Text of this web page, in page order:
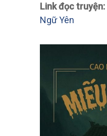
Link đọc truyện:
Ngữ Yên